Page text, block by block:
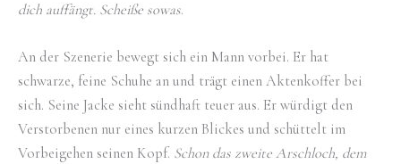
dich auffängt. Scheiße sowas.
An der Szenerie bewegt sich ein Mann vorbei. Er hat
schwarze, feine Schuhe an und trägt einen Aktenkoffer bei
sich. Seine Jacke sieht sündhaft teuer aus. Er würdigt den
Verstorbenen nur eines kurzen Blickes und schüttelt im
Vorbeigehen seinen Kopf. Schon das zweite Arschloch, dem